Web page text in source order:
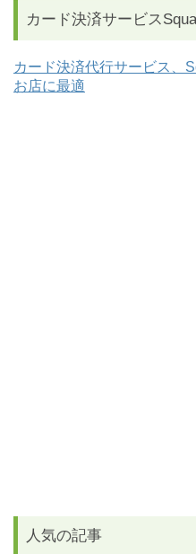
カード決済サービス
カード決済代行サービス、
お店に最適
人気の記事